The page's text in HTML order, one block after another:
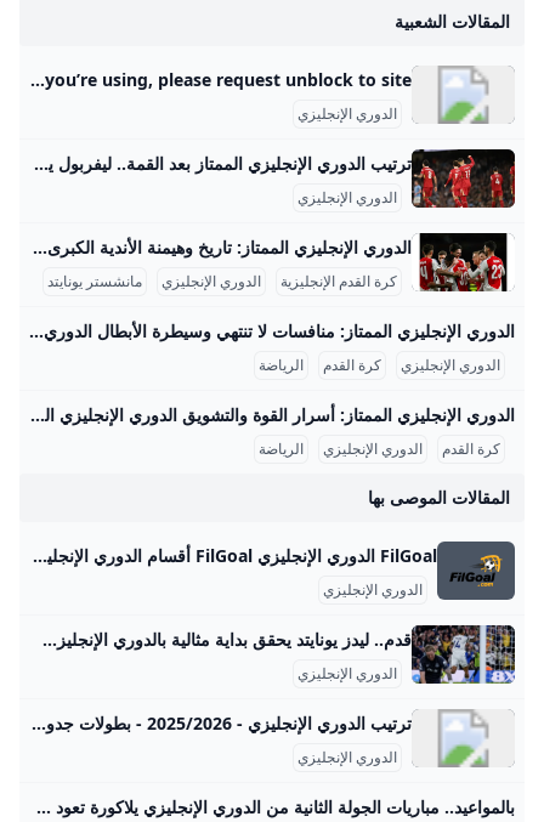
المقالات الشعبية
Radware Captcha Page …but your activity and behavior on this site made us think that you are a bot. Note: A number of things could be going on here. If you are attempting to access this site using an anonymous Private/Proxy network, please disable that and try accessing site again. Due to previously detected malicious behavior which originated from the network you’re using, please request unblock to site.
الدوري الإنجليزي
ترتيب الدوري الإنجليزي الممتاز بعد القمة.. ليفربول يقترب أكثر من حسم ا� سقطت الستار في الجولة السادسة والعشرين من الدوري الإنجليزي الممتاز ، مساء الأحد ، مع مواجهة نارية بين فرق مانشستر سيتي وفرق ليفربول. شارك على فيسبوكشارك على تويترشارك على واتسابشارك على تيليجرام سقطت الستار في الجولة السادسة والعشرين من الدوري الإنجليزي الممتاز ، مساء الأحد ، مع مواجهة نارية بين فرق مانشستر سيتي وفرق ليفربول. فاز فريق ليفربول بفوزه على نظيره في مانشستر سيتي ، مع هدفين دون رد ، في المباراة التي جمعتهم مساء الأحد ، على ملعب “ittihad” ، في قمة مسابقات الدوري الإنجليزي الممتاز.
الدوري الإنجليزي
الدوري الإنجليزي الممتاز: تاريخ وهيمنة الأندية الكبرى الدوري الإنجليزي الممتاز هو علامة فارقة في تاريخ كرة القدم الإنجليزية، حيث تم تأسيسه رسميًا في 20 فبراير عام 1992، بعد قرار أندية الدرجة الأولى الانفصال عن دوري الدرجة الأولى الذي تأسس عام 1888. جاء هذا القرار استجابةً لرغبة الأندية في الاستفادة من صفقات البث التلفزيوني المربحة وتحقيق استقلالية أكبر في إدارة شؤون كرة القدم، مما أدى إلى تأسيس مسابقة جديدة أصبحت منذ ذلك الحين أعلى مستوى لكرة القدم في إنجلترا.
كرة القدم الإنجليزية الدوري الإنجليزي مانشستر يونايتد
الدوري الإنجليزي الممتاز: منافسات لا تنتهي وسيطرة الأبطال الدوري الإنجليزي الممتاز هو الدوري الأعلى في نظام كرة القدم الإنجليزية، تأسس عام 1992 بعد انفصال أندية الدرجة الأولى عن الدوري الإنجليزي القديم الذي أسس عام 1888. يشارك في الدوري الحالي 20 فريقًا، يلعب كل فريق 38 مباراة خلال موسم يمتد من أغسطس إلى مايو، بإجمالي 380 مباراة في الموسم. يشتهر الدوري بطابعه التنافسي الشديد وبكونه الأكثر مشاهدة عالميًا، حيث حققت أندية الدوري مجتمعة إيرادات بلغت 1.93 مليار دولار في موسم 2007-2008 فقط، مما يعكس قوة وجاذبية هذا الدوري في مجال حقوق البث التجاري والاقتصادي.
الدوري الإنجليزي كرة القدم
الدوري الإنجليزي الممتاز: أسرار القوة والتشويق الدوري الإنجليزي الممتاز هو من أشهر البطولات الكروية في العالم، حيث يُعتبر الأكثر مشاهدة عبر القارات. تأسس الدوري في عام 1992 بعد انفصال الأندية الكبيرة عن دوري الدرجة الأولى الإنجليزي، وضم في البداية 22 فريقًا ثم انخفض العدد لاحقًا إلى 20 فريقًا. يبلغ متوسط حضور المباريات الجماهيري حوالي 39,000 متفرج لكل مباراة، مما يجعله الدوري الأعلى حضورًا في أوروبا. وفقًا للإحصائيات، يصل عدد مشاهدي الدوري في التلفاز إلى أكثر من 4 مليارات شخص سنويًا، ما يبرز شعبيته العالمية الهائلة.
كرة القدم الدوري الإنجليزي
المقالات الموصى بها
FilGoal الدوري الإنجليزي FilGoal أقسام الدوري الإنجليزي الرئيسية أخبار مباريات ميركاتو فانتازي في الجول مسابقة التوقعات فيديوهات عدسات آراء حرة ركن الألعاب الدوري المصري الدوري الإنجليزي الممتاز كأس العالم للأندية الدوري البرتغالي الدوري الإسباني الدوري الإيطالي الدوري الألماني الدوري السعودي للمحترفين دوري أبطال أوروبا الدوري الأوروبي كل البطولات الكرة المصرية الدوري المصري الكرة الأوروبية الكرة الإفريقية منتخب مصر سعودي في الجول الدوري الإنجليزي الدوري الإسباني دوري أبطال أوروبا القسم الثاني رياضات أخرى كرة سلة
الدوري الإنجليزي
قدم.. ليدز يونايتد يحقق بداية مثالية بالدوري الإنجليزي الممتاز ‘بالفوز على إيفرتون بهدف دون رد، في ختام منافسات الجولة الأولى للمسابقة، وظهور أول لجاك غريليش مع “التوفيز”.. - Anadolu Ajansı’ بالفوز على إيفرتون بهدف دون رد، في ختام منافسات الجولة الأولى للمسابقة، وظهور أول لجاك غريليش مع “التوفيز”.. Ahmed Hassan |19.08.2025 - محدث : 19.08.2025 إسطنبول / أحمد حسن / الأناضول حقق فريق ليدز يونايتد، الصاعد حديثا للدوري الإنجليزي الممتاز لكرة القدم، بداية مثالية في المسابقة، بعدما تغلب على ضيفه إيفرتون بهدف دون رد، الاثنين، على ملعب “إيلاند رود”، في ختام الجولة الأولى.
الدوري الإنجليزي
ترتيب الدوري الإنجليزي - 2025/2026 - بطولات جدول ترتيب الدوري الإنجليزي موسم - 2025-2026 محدث باستمرار وترتيب هدافي الدوري الإنجليزي وجدول المباريات الدوري الإنجليزي
الدوري الإنجليزي
بالمواعيد.. مباريات الجولة الثانية من الدوري الإنجليزي يلاكورة تعود عجلة الدوري الإنجليزي الممتاز للدوران، بانطلاق الجولة الثانية من بريميرليج. مباريات الغد الدوري الإنجليزي كتب: يلا كورة الثلاثاء 19 أغسطس 2025 10:15 ص تابعنا علي جوجل تابعنا علي فيسبوك تابعنا علي يوتيوب تابعنا علي واتس اب تابعنا علي تيك توك تعود عجلة الدوري الإنجليزي الممتاز للدوران، بانطلاق الجولة الثانية من بريميرليج. وانطلقت النسخة الجديدة من الدوري الإنجليزي (2025-2026) يوم الجمعة الماضي، واختتمت الجولة الافتتاحية يوم الإثنين. ماذا يحدث في الدوري الإنجليزي عند التساوي في النقاط؟